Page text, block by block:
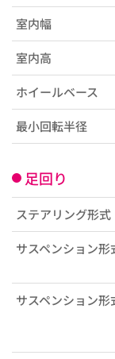
室内幅
室内高
ホイールベース
最小回転半径
足回り
ステアリング形式
サスペンション形
サスペンション形